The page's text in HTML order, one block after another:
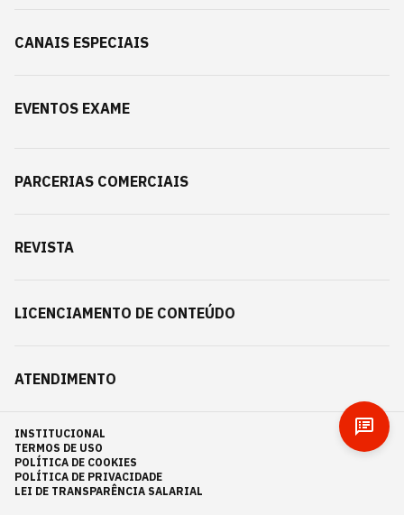
CANAIS ESPECIAIS
EVENTOS EXAME
PARCERIAS COMERCIAIS
REVISTA
LICENCIAMENTO DE CONTEÚDO
ATENDIMENTO
INSTITUCIONAL
TERMOS DE USO
POLÍTICA DE COOKIES
POLÍTICA DE PRIVACIDADE
LEI DE TRANSPARÊNCIA SALARIAL